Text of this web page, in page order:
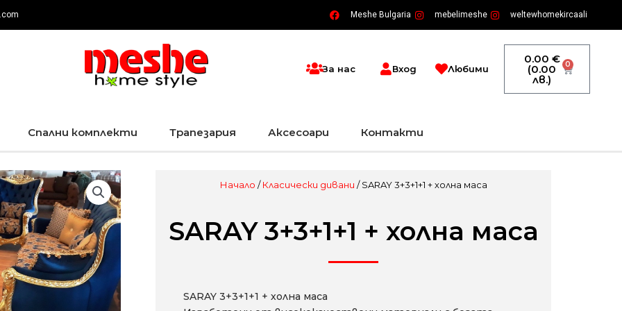
Meshe Bulgaria mebelimeshe weltewhomekircaali
За нас Вход Любими
0.00 €
(0.00
лв.)
0
Cart
Спални комплекти Трапезария Аксесоари Контакти
Начало /Класически дивани / SARAY 3+3+1+1 + холна маса
SARAY 3+3+1+1 + холна маса
SARAY 3+3+1+1 + холна маса